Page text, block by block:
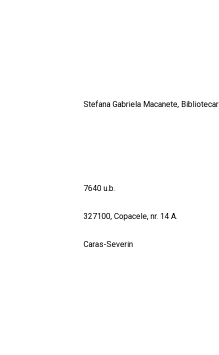
Stefana Gabriela Macanete, Bibliotecar
7640 u.b.
327100, Copacele, nr. 14 A.
Caras-Severin